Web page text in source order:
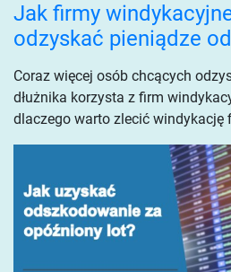
Jak firmy
odzyskać pieniądze
Coraz więcej osób chcących
dłużnika korzysta z firm
dlaczego warto zlecić windykację